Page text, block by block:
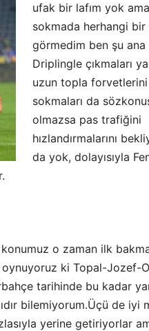
ufak bir lafım yok
sokmada herhangi bir
görmedim ben şu ana
Driplingle çıkmaları
uzun topla
sokmaları da
olmazsa pas trafiğini
hızlandırmalarını
da yok, dolayısıyla
o zaman ilk
ki Topal-Jozef-
tarihinde bu kadar
bilemiyorum.Üçü de iyi
yerine getiriyorlar